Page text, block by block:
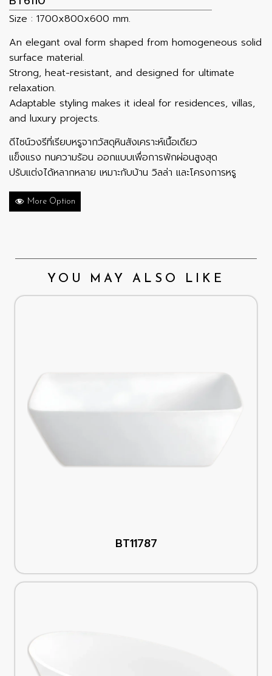
Size : 1700x800x600 mm.
An elegant oval form shaped from homogeneous solid
surface material.
Strong, heat-resistant, and designed for ultimate
relaxation.
Adaptable styling makes it ideal for residences, villas,
and luxury projects.
ดีไซน์วงรีที่เรียบหรูจากวัสดุหินสังเคราะห์เนื้อเดียว
แข็งแรง ทนความร้อน ออกแบบเพื่อการพักผ่อนสูงสุด
ปรับแต่งได้หลากหลาย เหมาะกับบ้าน วิลล่า และโครงการหรู
More Option
YOU MAY ALSO LIKE
BT11787